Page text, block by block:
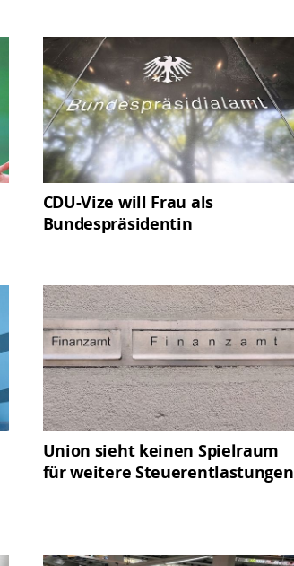
CDU-Vize will Frau als
Bundespräsidentin
Union sieht keinen Spielraum
für weitere Steuerentlastungen